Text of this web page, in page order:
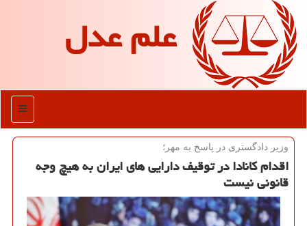
علم عدل
منو
وزیر دادگستری در پاسخ به مهر؛
اقدام كانادا در توقیف دارایی های ایران به هیچ وجه
قانونی نیست